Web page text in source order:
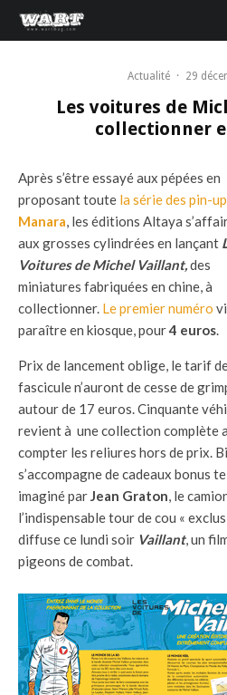
Actualité · 29
Les voitures de
collectionner
Après s’être essayé aux pépées en
proposant toute la série des pin-
Manara, les éditions Altaya
aux grosses cylindrées en lançant
Voitures de Michel Vaillant,des
miniatures fabriquées en chine, à
collectionner. Le premier numéro
paraître en kiosque, pour4 euros.
Prix de lancement oblige, le tarif
fascicule n’auront de cesse de
autour de 17 euros. Cinquante
revient à une collection complète
compter les reliures hors de prix.
s’accompagne de cadeaux bonus
imaginé parJean Graton, le
l’indispensable tour de cou «
diffuse ce lundi soir Vaillant, un
pigeons de combat.